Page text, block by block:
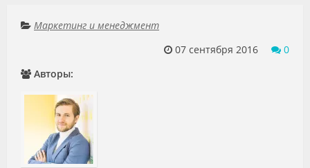
Резюме
Клиники
Маркетинг и менеджмент
07 сентября 2016
0
Авторы: